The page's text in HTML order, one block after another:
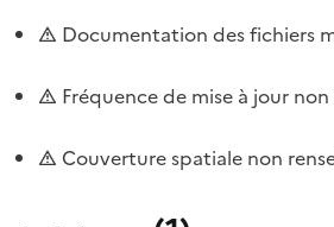
Documentation des fichiers
Fréquence de mise à jour
Couverture spatiale non